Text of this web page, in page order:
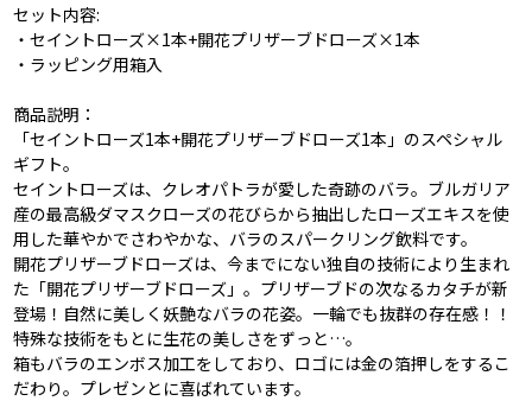
セット内容:
・セイントローズ×1本+開花プリザーブドローズ×1本
・ラッピング用箱入
商品説明：
「セイントローズ1本+開花プリザーブドローズ1本」のスペシャル
ギフト。
セイントローズは、クレオパトラが愛した奇跡のバラ。ブルガリア
産の最高級ダマスクローズの花びらから抽出したローズエキスを使
用した華やかでさわやかな、バラのスパークリング飲料です。
開花プリザーブドローズは、今までにない独自の技術により生まれ
た「開花プリザーブドローズ」。プリザーブドの次なるカタチが新
登場！自然に美しく妖艶なバラの花姿。一輪でも抜群の存在感！！
特殊な技術をもとに生花の美しさをずっと…。
箱もバラのエンボス加工をしており、ロゴには金の箔押しをするこ
だわり。プレゼンとに喜ばれています。